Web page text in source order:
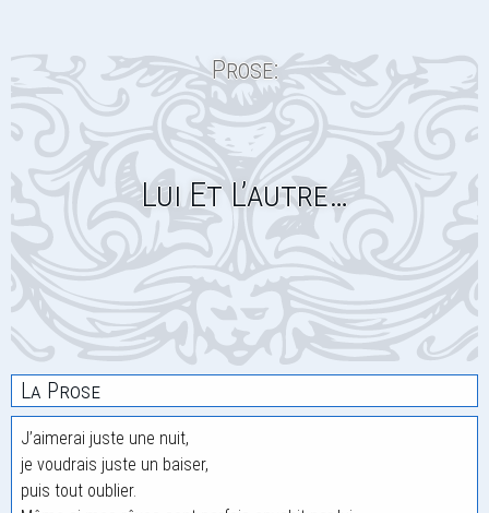
Prose:
Lui Et L’autre…
La Prose
J’aimerai juste une nuit,
je voudrais juste un baiser,
puis tout oublier.